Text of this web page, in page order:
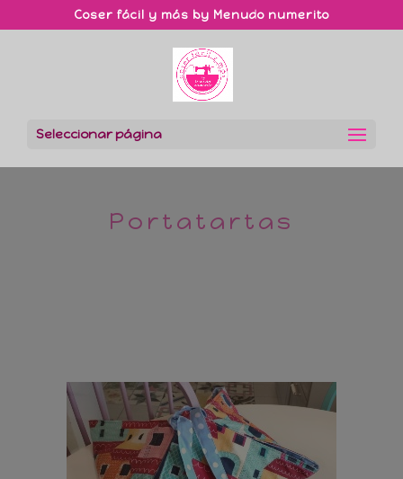
Coser fácil y más by Menudo numerito
Seleccionar página
Portatartas